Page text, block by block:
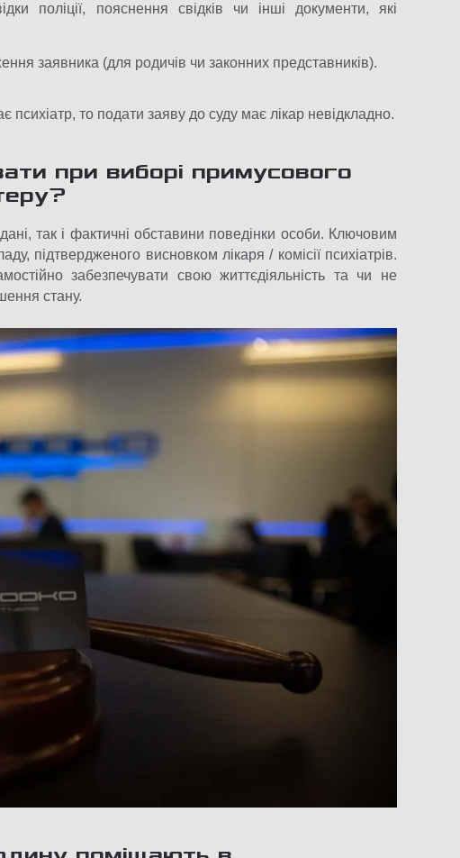
поліції, пояснення свідків чи інші документи, які
заявника (для родичів чи законних представників).
то подати заяву до суду має лікар невідкладно.
при виборі примусового
так і фактичні обставини поведінки особи. Ключовим
підтвердженого висновком лікаря / комісії психіатрів.
забезпечувати свою життєдіяльність та чи не
стану.